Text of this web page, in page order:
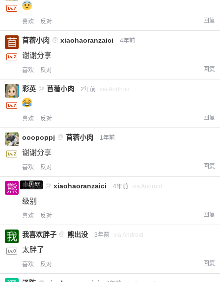
喜欢 反对 回复
苜蓿小肉 @ xiaohaoranzaici 4年前
谢谢分享
喜欢 反对 回复
彩英 @ 苜蓿小肉 2年前 via Android
喜欢 反对 回复
ooopoppj @ 苜蓿小肉 1年前
谢谢分享
喜欢 反对 回复
小黑屋
熊出没 @ xiaohaoranzaici 4年前 via Android
级别
喜欢 反对 回复
我喜欢胖子 @ 熊出没 3年前 via Android
太胖了
喜欢 反对 回复